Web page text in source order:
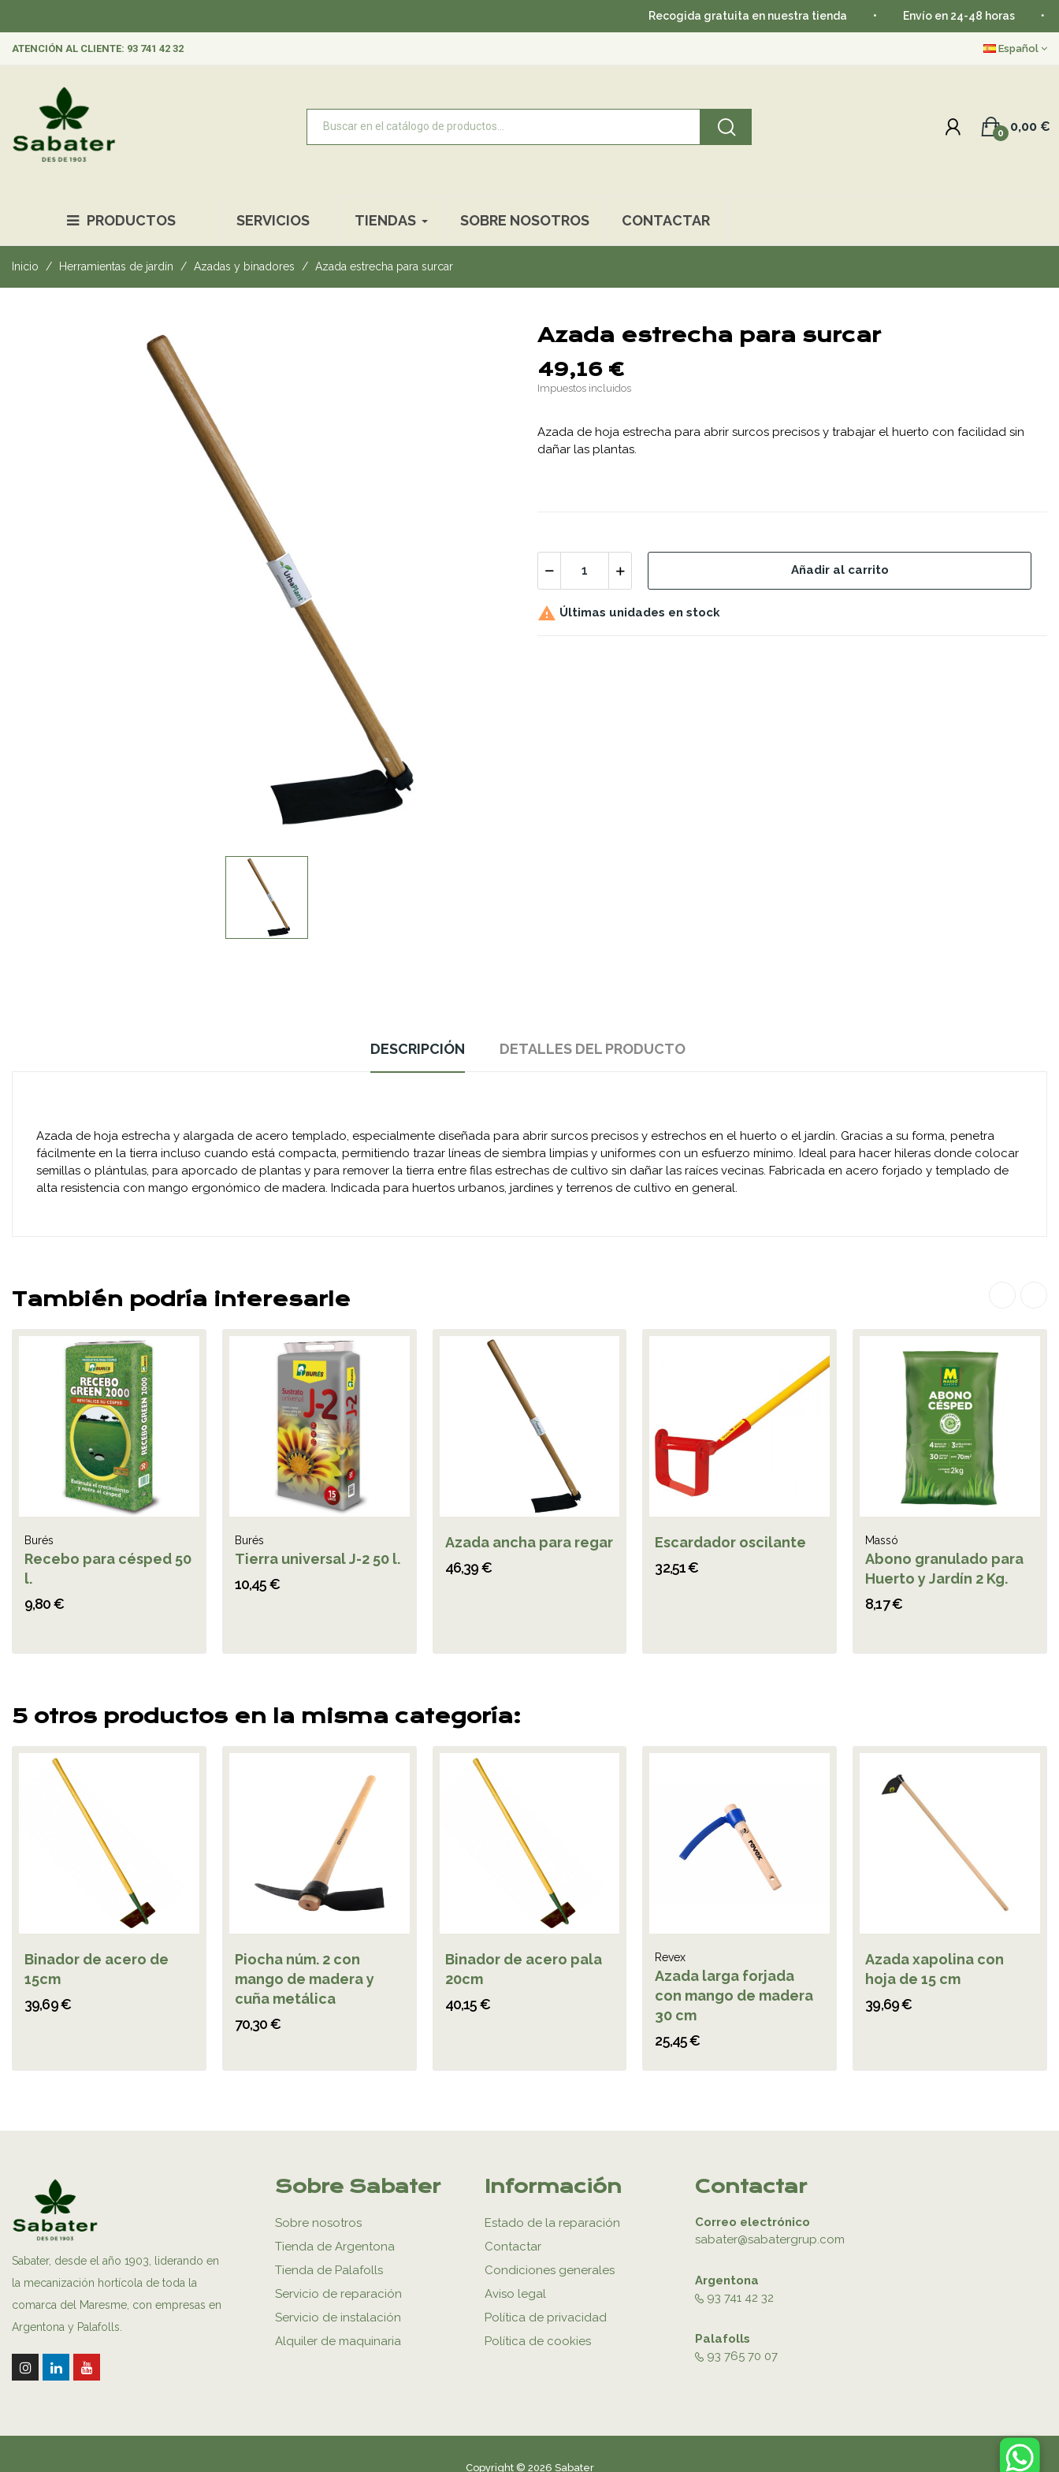
Recogida gratuita en nuestra tienda • Envío en 24-48 horas •
ATENCIÓN AL CLIENTE: 93 741 42 32 Español
0,00 €
0
PRODUCTOS SERVICIOS TIENDAS SOBRE NOSOTROS CONTACTAR
Inicio Herramientas de jardín Azadas y binadores Azada estrecha para surcar
Azada estrecha para surcar
49,16 €
Impuestos incluidos
Azada de hoja estrecha para abrir surcos precisos y trabajar el huerto con facilidad sin
dañar las plantas.
Añadir al carrito
 Últimas unidades en stock
DESCRIPCIÓN DETALLES DEL PRODUCTO
Azada de hoja estrecha y alargada de acero templado, especialmente diseñada para abrir surcos precisos y estrechos en el huerto o el jardín. Gracias a su forma, penetra
fácilmente en la tierra incluso cuando está compacta, permitiendo trazar líneas de siembra limpias y uniformes con un esfuerzo mínimo. Ideal para hacer hileras donde colocar
semillas o plántulas, para aporcado de plantas y para remover la tierra entre filas estrechas de cultivo sin dañar las raíces vecinas. Fabricada en acero forjado y templado de
alta resistencia con mango ergonómico de madera. Indicada para huertos urbanos, jardines y terrenos de cultivo en general.
También podría interesarle
Burés
Recebo para césped 50
l.
9,80 €
Burés
Tierra universal J-2 50 l.
10,45 €
Azada ancha para regar
46,39 €
Escardador oscilante
32,51 €
Massó
Abono granulado para
Huerto y Jardín 2 Kg.
8,17 €
5 otros productos en la misma categoría:
Binador de acero de
15cm
39,69 €
Piocha núm. 2 con
mango de madera y
cuña metálica
70,30 €
Binador de acero pala
20cm
40,15 €
Revex
Azada larga forjada
con mango de madera
30 cm
25,45 €
Azada xapolina con
hoja de 15 cm
39,69 €
Sabater, desde el año 1903, liderando en
la mecanización hortícola de toda la
comarca del Maresme, con empresas en
Argentona y Palafolls.
Sobre Sabater
Sobre nosotros
Tienda de Argentona
Tienda de Palafolls
Servicio de reparación
Servicio de instalación
Alquiler de maquinaria
Información
Estado de la reparación
Contactar
Condiciones generales
Aviso legal
Política de privacidad
Política de cookies
Contactar
Correo electrónico
sabater@sabatergrup.com
Argentona
93 741 42 32
Palafolls
93 765 70 07
Copyright © 2026 Sabater